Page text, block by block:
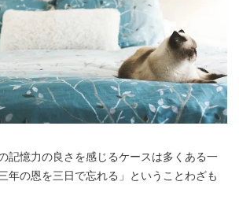
記憶力の良さを感じるケースは多くある一
年の恩を三日で忘れる」ということわざも